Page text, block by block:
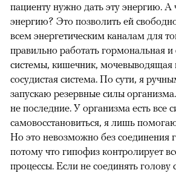
пациенту нужно дать эту энергию. А
энергию? Это позволить ей
всем энергетическим каналам для
правильно работать гормональная
системы, кишечник, мочевыводящая
сосудистая система. По сути, я
запускаю резервные силы
не последние. У организма есть все
самовосстановиться, я лишь
Но это невозможно без соединения
потому что гипофиз контролирует
процессы. Если не соединять